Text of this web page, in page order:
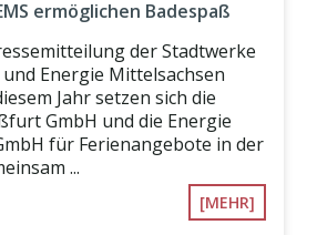
ermöglichen Badespaß
der Stadtwerke
Energie Mittelsachsen
Jahr setzen sich die
GmbH und die Energie
für Ferienangebote in der
...
[MEHR]